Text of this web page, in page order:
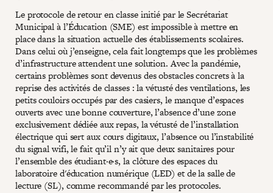
Le protocole de retour en classe initié par le Secrétariat
Municipal à l’Éducation (SME) est impossible à mettre en
place dans la situation actuelle des établissements scolaires.
Dans celui où j’enseigne, cela fait longtemps que les problèmes
d’infrastructure attendent une solution. Avec la pandémie,
certains problèmes sont devenus des obstacles concrets à la
reprise des activités de classes : la vétusté des ventilations, les
petits couloirs occupés par des casiers, le manque d’espaces
ouverts avec une bonne couverture, l’absence d’une zone
exclusivement dédiée aux repas, la vétusté de l’installation
électrique qui sert aux cours digitaux, l’absence ou l’instabilité
du signal wifi, le fait qu’il n’y ait que deux sanitaires pour
l’ensemble des étudiant·e·s, la clôture des espaces du
laboratoire d'éducation numérique (LED) et de la salle de
lecture (SL), comme recommandé par les protocoles.